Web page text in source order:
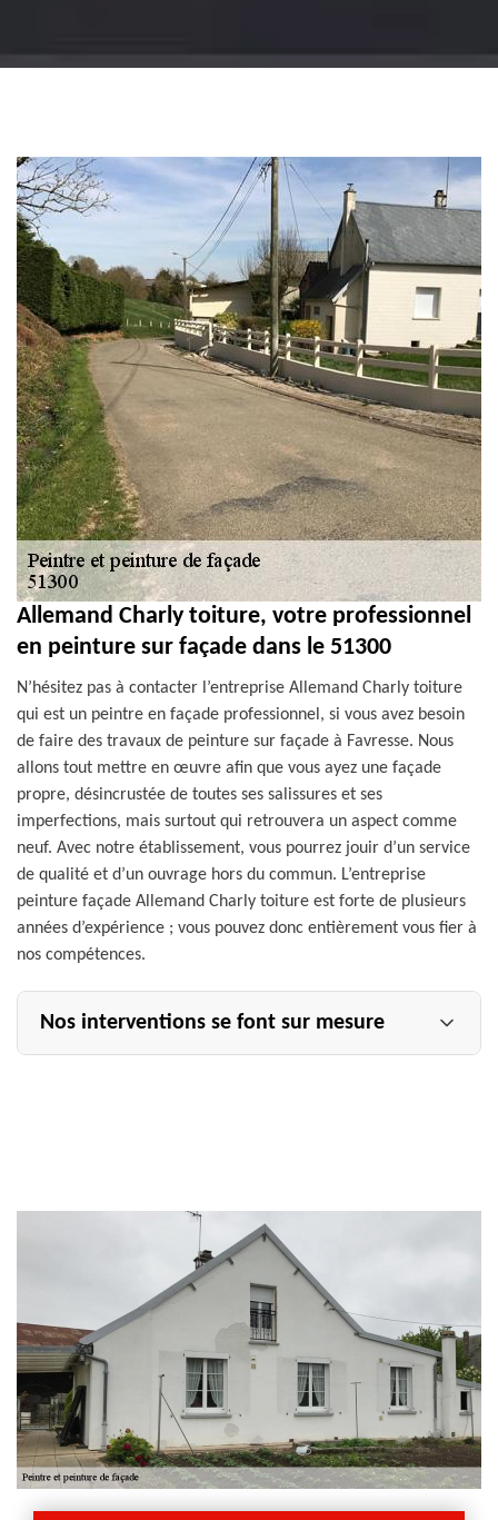
et PVC 51
Allemand Charly toiture, votre professionnel
en peinture sur façade dans le 51300
N’hésitez pas à contacter l’entreprise Allemand Charly toiture
qui est un peintre en façade professionnel, si vous avez besoin
de faire des travaux de peinture sur façade à Favresse. Nous
allons tout mettre en œuvre afin que vous ayez une façade
propre, désincrustée de toutes ses salissures et ses
imperfections, mais surtout qui retrouvera un aspect comme
neuf. Avec notre établissement, vous pourrez jouir d’un service
de qualité et d’un ouvrage hors du commun. L’entreprise
peinture façade Allemand Charly toiture est forte de plusieurs
années d’expérience ; vous pouvez donc entièrement vous fier à
nos compétences.
Nos interventions se font sur mesure
Nous sommes à même de savoir quel type de peinture
est en cohésion avec votre revêtement de façade ;
sachant que nous pouvons peindre de la pierre, du
bardage en bois, du ciment, du béton, etc.